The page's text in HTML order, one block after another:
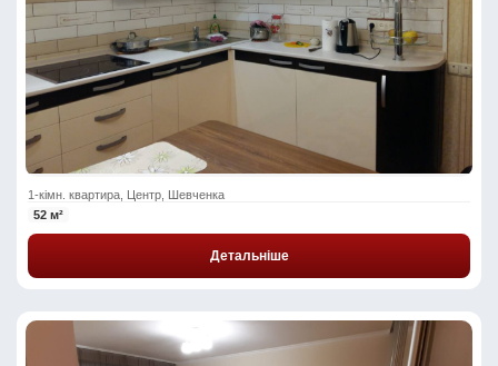
1-кімн. квартира, Центр, Шевченка
52 м²
Детальніше